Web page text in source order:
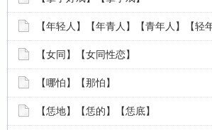
【年轻人】【年青人】【青年人】【轻
【女同】【女同性恋】
【哪怕】【那怕】
【恁地】【恁的】【恁底】